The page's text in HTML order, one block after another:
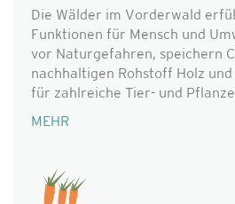
Die Wälder im Vorderwald
Funktionen für Mensch und
vor Naturgefahren, speichern
nachhaltigen Rohstoff Holz
für zahlreiche Tier- und
MEHR